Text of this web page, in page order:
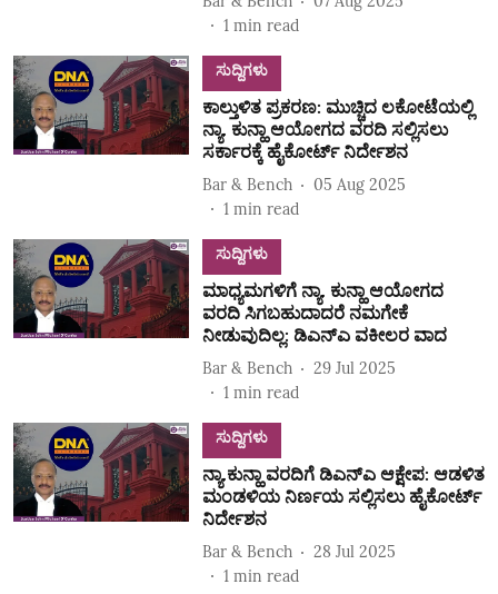
1 min read
ಸುದ್ದಿಗಳು
ಕಾಲ್ತುಳಿತ ಪ್ರಕರಣ: ಮುಚ್ಚಿದ ಲಕೋಟೆಯಲ್ಲಿ
ನ್ಯಾ. ಕುನ್ಹಾ ಆಯೋಗದ ವರದಿ ಸಲ್ಲಿಸಲು
ಸರ್ಕಾರಕ್ಕೆ ಹೈಕೋರ್ಟ್‌ ನಿರ್ದೇಶನ
Bar & Bench
05 Aug 2025
1 min read
ಸುದ್ದಿಗಳು
ಮಾಧ್ಯಮಗಳಿಗೆ ನ್ಯಾ. ಕುನ್ಹಾ ಆಯೋಗದ
ವರದಿ ಸಿಗಬಹುದಾದರೆ ನಮಗೇಕೆ
ನೀಡುವುದಿಲ್ಲ: ಡಿಎನ್‌ಎ ವಕೀಲರ ವಾದ
Bar & Bench
29 Jul 2025
1 min read
ಸುದ್ದಿಗಳು
ನ್ಯಾ.ಕುನ್ಹಾ ವರದಿಗೆ ಡಿಎನ್‌ಎ ಆಕ್ಷೇಪ: ಆಡಳಿತ
ಮಂಡಳಿಯ ನಿರ್ಣಯ ಸಲ್ಲಿಸಲು ಹೈಕೋರ್ಟ್‌
ನಿರ್ದೇಶನ
Bar & Bench
28 Jul 2025
1 min read